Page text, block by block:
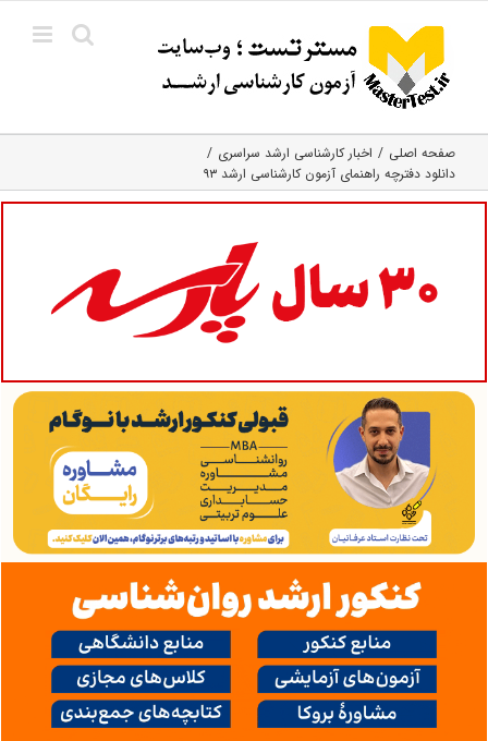
content
صفحه اصلی
اخبار کارشناسی ارشد سراسری
دانلود دفترچه راهنمای آزمون کارشناسی ارشد ۹۳